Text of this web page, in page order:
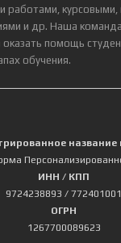
курсовыми,
и др. Наша
оказать помощь
обучения.
ИНН / КПП
9724238893 / 772401001
ОГРН
1267700089623